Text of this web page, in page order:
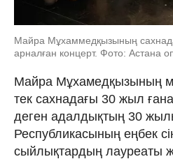
Майра Мұхаммедқызының
арналған концерт. Фото: Астана
Майра Мұхамедқызының
тек сахнадағы 30 жыл
деген адалдықтың 30
Республикасының еңбек
сыйлықтардың лауреаты